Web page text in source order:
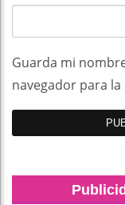
Guarda mi
navegador para